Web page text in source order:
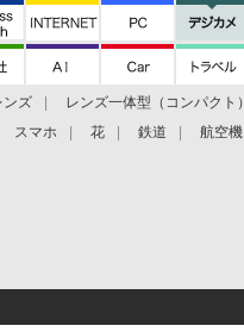
ンズ レンズ一体型（コンパクト）
スマホ 花 鉄道 航空機